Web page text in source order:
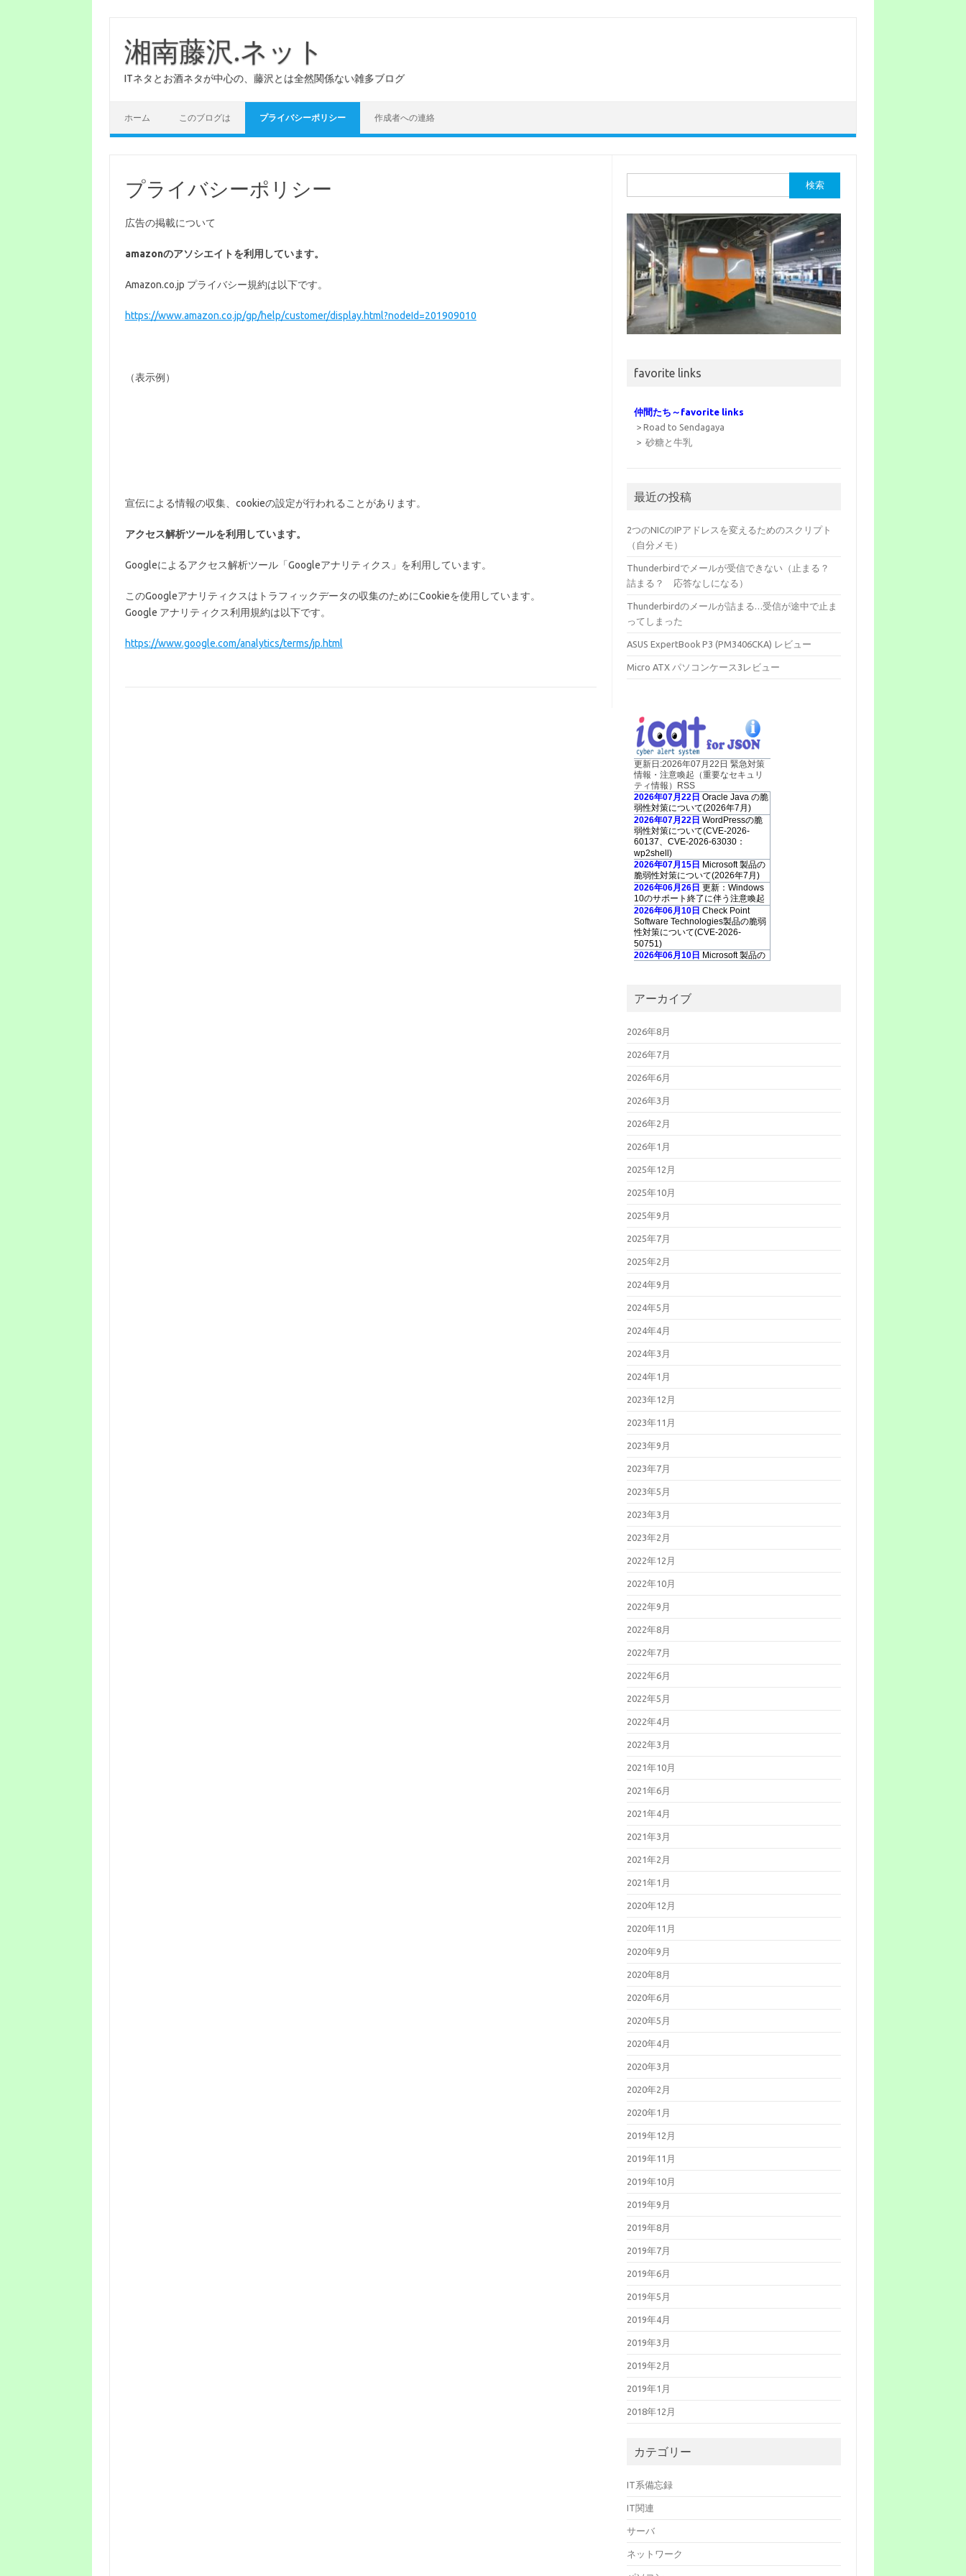
湘南藤沢.ネット
ITネタとお酒ネタが中心の、藤沢とは全然関係ない雑多ブログ
ホーム このブログは プライバシーポリシー 作成者への連絡
プライバシーポリシー
広告の掲載について
amazonのアソシエイトを利用しています。
Amazon.co.jp プライバシー規約は以下です。
https://www.amazon.co.jp/gp/help/customer/display.html?nodeId=201909010
（表示例）
宣伝による情報の収集、cookieの設定が行われることがあります。
アクセス解析ツールを利用しています。
Googleによるアクセス解析ツール「Googleアナリティクス」を利用しています。
このGoogleアナリティクスはトラフィックデータの収集のためにCookieを使用しています。
Google アナリティクス利用規約は以下です。
https://www.google.com/analytics/terms/jp.html
索:
favorite links
仲間たち～favorite links
> Road to Sendagaya
> 砂糖と牛乳
最近の投稿
2つのNICのIPアドレスを変えるためのスクリプト
（自分メモ）
Thunderbirdでメールが受信できない（止まる？
詰まる？ 応答なしになる）
Thunderbirdのメールが詰まる…受信が途中で止ま
ってしまった
ASUS ExpertBook P3 (PM3406CKA) レビュー
Micro ATX パソコンケース3レビュー
更新日:2026年07月22日 緊急対策
情報・注意喚起（重要なセキュリ
ティ情報）RSS
2026年07月22日 Oracle Java の脆
弱性対策について(2026年7月)
2026年07月22日 WordPressの脆
弱性対策について(CVE-2026-
60137、CVE-2026-63030：
wp2shell)
2026年07月15日 Microsoft 製品の
脆弱性対策について(2026年7月)
2026年06月26日 更新：Windows
10のサポート終了に伴う注意喚起
2026年06月10日 Check Point
Software Technologies製品の脆弱
性対策について(CVE-2026-
50751)
2026年06月10日 Microsoft 製品の
いて(2026年6月)
MailSuite」におけるスタックベー
弱性について（JVN#35567473）
脆弱性対策について(2026年5月)
Networks製PAN-OSの脆弱性対策
2026年05月07日
31431、Copy Fail)
策について(CVE-2026-31431、
2026年04月27日
Secure FTDの脆弱性について
2026年04月22日
2026年04月15日
いて(2026年4月)_2
脆弱性対策について(2026年4月)
および Reader の脆弱性対策につ
いて(2026年4月)
2026年04月08日
Type」における複数の脆弱性につ
いて（JVN#66473735）
2026年03月11日
脆弱性対策について(2026年3月)
2026年03月11日
および Reader の脆弱性対策につ
いて(2026年3月)
2026年02月25日
エンドポイントマネージャー オン
プレミス版」におけるパストラバ
ーサルの脆弱性について
（JVN#79096585）
2026年02月13日
けるOSコマンドインジェクション
の脆弱性について
2026年02月12日
2026年01月23日
13878）
弱性対策について(2026年1月)
Email Gatewayの脆弱性対策につ
2026年01月14日
2025年12月23日
(CVE-2025-14733)
ける認証回避の脆弱性について
2025年12月12日
性について（CVE-2025-55182）
アーカイブ
2026年8月
2026年7月
2026年6月
2026年3月
2026年2月
2026年1月
2025年12月
2025年10月
2025年9月
2025年7月
2025年2月
2024年9月
2024年5月
2024年4月
2024年3月
2024年1月
2023年12月
2023年11月
2023年9月
2023年7月
2023年5月
2023年3月
2023年2月
2022年12月
2022年10月
2022年9月
2022年8月
2022年7月
2022年6月
2022年5月
2022年4月
2022年3月
2021年10月
2021年6月
2021年4月
2021年3月
2021年2月
2021年1月
2020年12月
2020年11月
2020年9月
2020年8月
2020年6月
2020年5月
2020年4月
2020年3月
2020年2月
2020年1月
2019年12月
2019年11月
2019年10月
2019年9月
2019年8月
2019年7月
2019年6月
2019年5月
2019年4月
2019年3月
2019年2月
2019年1月
2018年12月
カテゴリー
IT系備忘録
IT関連
サーバ
ネットワーク